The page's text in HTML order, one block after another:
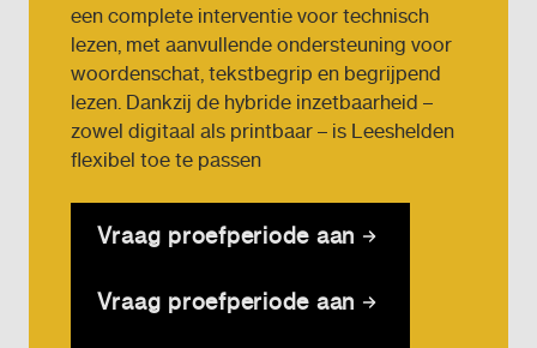
een complete interventie voor technisch
lezen, met aanvullende ondersteuning voor
woordenschat, tekstbegrip en begrijpend
lezen. Dankzij de hybride inzetbaarheid –
zowel digitaal als printbaar – is Leeshelden
flexibel toe te passen
Vraag proefperiode aan
Vraag proefperiode aan